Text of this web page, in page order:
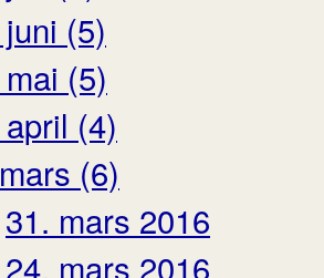
juni (5)
mai (5)
april (4)
mars (6)
31. mars 2016
24. mars 2016